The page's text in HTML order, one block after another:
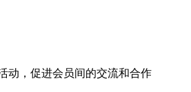
动，促进会员间的交流和合作